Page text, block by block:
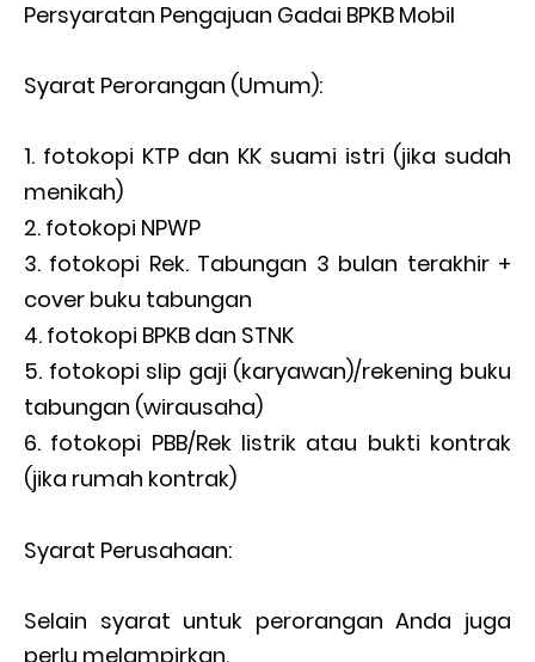
Persyaratan Pengajuan Gadai BPKB Mobil
Syarat Perorangan (Umum):
fotokopi KTP dan KK suami istri (jika sudah
menikah)
fotokopi NPWP
fotokopi Rek. Tabungan 3 bulan terakhir +
cover buku tabungan
fotokopi BPKB dan STNK
fotokopi slip gaji (karyawan)/rekening buku
tabungan (wirausaha)
fotokopi PBB/Rek listrik atau bukti kontrak
(jika rumah kontrak)
Syarat Perusahaan:
Selain syarat untuk perorangan Anda juga
perlu melampirkan.